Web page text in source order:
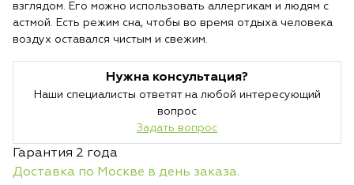
взглядом. Его можно использовать аллергикам и людям с
астмой. Есть режим сна, чтобы во время отдыха человека
воздух оставался чистым и свежим.
Нужна консультация?
Наши специалисты ответят на любой интересующий
вопрос
Задать вопрос
Гарантия 2 года
Доставка по Москве в день заказа.